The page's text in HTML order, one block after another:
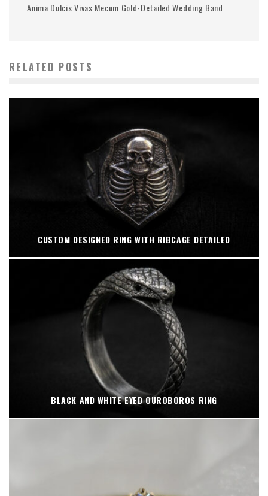
Anima Dulcis Vivas Mecum Gold-Detailed Wedding Band
RELATED POSTS
CUSTOM DESIGNED RING WITH RIBCAGE DETAILED
BLACK AND WHITE EYED OUROBOROS RING